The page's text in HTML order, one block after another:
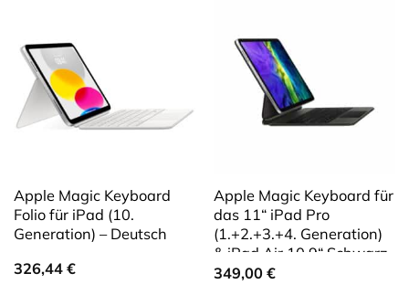
Apple Magic Keyboard
Folio für iPad (10.
Generation) – Deutsch
326,44 €
Apple Magic Keyboard für
das 11“ iPad Pro
(1.+2.+3.+4. Generation)
& iPad Air 10.9“ Schwarz
– Deutsch
349,00 €